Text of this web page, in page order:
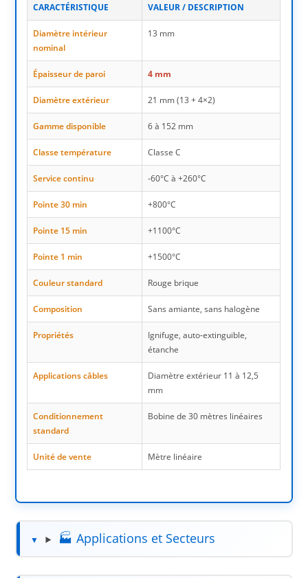
CARACTÉRISTIQUE VALEUR / DESCRIPTION
Diamètre intérieur
nominal
13 mm
Épaisseur de paroi 4 mm
Diamètre extérieur 21 mm (13 + 4×2)
Gamme disponible 6 à 152 mm
Classe température Classe C
Service continu -60°C à +260°C
Pointe 30 min +800°C
Pointe 15 min +1100°C
Pointe 1 min +1500°C
Couleur standard Rouge brique
Composition Sans amiante, sans halogène
Propriétés
Ignifuge, auto-extinguible,
étanche
Applications câbles
Diamètre extérieur 11 à 12,5
mm
Conditionnement
standard
Bobine de 30 mètres linéaires
Unité de vente Mètre linéaire
🏭 Applications et Secteurs